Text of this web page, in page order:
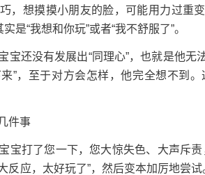
，想摸摸小朋友的脸，可能用力过重
是“我想和你玩”或者“我不舒服了”。
还没有发展出“同理心”，也就是他无
”，至于对方会怎样，他完全想不到
件事
打了您一下，您大惊失色、大声斥责
反应，太好玩了”，然后变本加厉地尝